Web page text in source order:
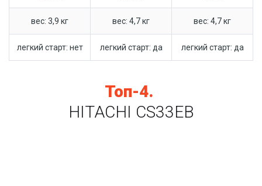
вес: 3,9 кг вес: 4,7 кг вес: 4,7 кг
легкий старт: нет легкий старт: да легкий старт: да
Топ-4.
HITACHI CS33EВ